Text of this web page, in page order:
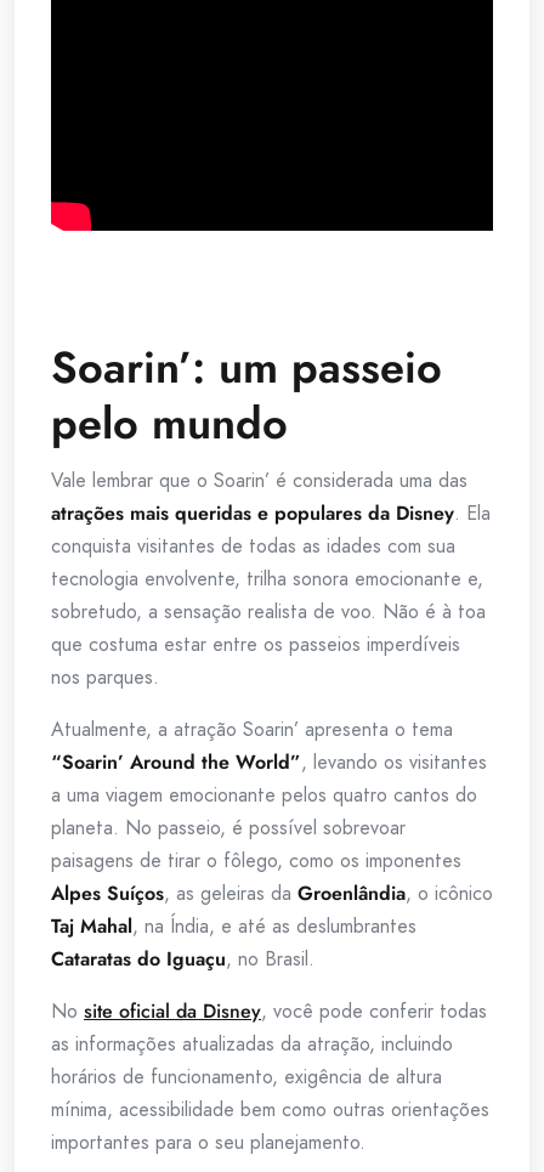
Soarin’: um passeio
pelo mundo
Vale lembrar que o Soarin’ é considerada uma das
atrações mais queridas e populares da Disney. Ela
conquista visitantes de todas as idades com sua
tecnologia envolvente, trilha sonora emocionante e,
sobretudo, a sensação realista de voo. Não é à toa
que costuma estar entre os passeios imperdíveis
nos parques.
Atualmente, a atração Soarin’ apresenta o tema
“Soarin’ Around the World”, levando os visitantes
a uma viagem emocionante pelos quatro cantos do
planeta. No passeio, é possível sobrevoar
paisagens de tirar o fôlego, como os imponentes
Alpes Suíços, as geleiras da Groenlândia, o icônico
Taj Mahal, na Índia, e até as deslumbrantes
Cataratas do Iguaçu, no Brasil.
No site oficial da Disney, você pode conferir todas
as informações atualizadas da atração, incluindo
horários de funcionamento, exigência de altura
mínima, acessibilidade bem como outras orientações
importantes para o seu planejamento.